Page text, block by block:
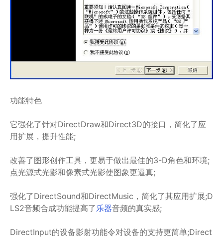
功能特色
它强化了针对DirectDraw和Direct3D的接口，简化了应
用扩展，提升性能;
改善了图形创作工具，更易于做出最佳的3-D角色和环境;
点光源式光影和像素式光影使图象更逼真;
强化了DirectSound和DirectMusic，简化了其应用扩展;D
LS2音频合成功能提高了乐器音频的真实感;
DirectInput的设备影射功能令对设备的支持更简单;Direct